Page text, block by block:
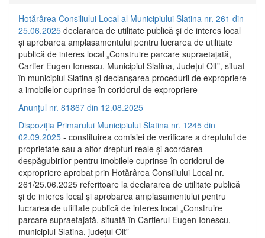
Hotărârea Consiliului Local al Municipiului Slatina nr. 261 din
25.06.2025 declararea de utilitate publică și de interes local
și aprobarea amplasamentului pentru lucrarea de utilitate
publică de interes local „Construire parcare supraetajată,
Cartier Eugen Ionescu, Municipiul Slatina, Județul Olt”, situat
în municipiul Slatina și declanșarea procedurii de expropriere
a imobilelor cuprinse în coridorul de expropriere
Anunțul nr. 81867 din 12.08.2025
Dispoziția Primarului Municipiului Slatina nr. 1245 din
02.09.2025 - constituirea comisiei de verificare a dreptului de
proprietate sau a altor drepturi reale și acordarea
despăgubirilor pentru imobilele cuprinse în coridorul de
expropriere aprobat prin Hotărârea Consiliului Local nr.
261/25.06.2025 referitoare la declararea de utilitate publică
și de interes local și aprobarea amplasamentului pentru
lucrarea de utilitate publică de interes local „Construire
parcare supraetajată, situată în Cartierul Eugen Ionescu,
municipiul Slatina, județul Olt”